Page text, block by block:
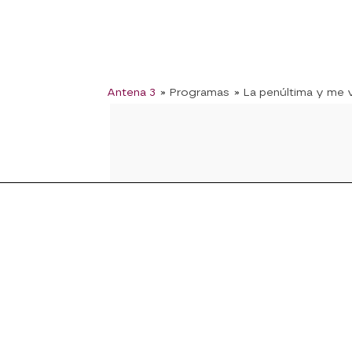
Antena 3 » Programas » La penúltima y me